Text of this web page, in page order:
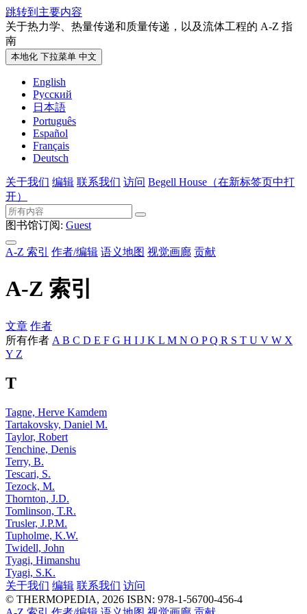
跳转到主要内容
关于热力学、热量传递和质量传递，以及流体工程的 A-Z 指
南
本地化 下拉菜单 中文
English
Русский
日本語
Português
Español
Français
Deutsch
关于我们 编辑 联系我们 访问 Begell House （在新标签页中打
开）
图书馆订阅: Guest
A-Z 索引 作者/编辑 语义地图 视觉画廊 贡献
A-Z 索引
文章 作者
所有作者 A B C D E F G H I J K L M N O PQ R S T U V W X
Y Z
T
Tagne, Herve Kamdem
Tartakovsky, Daniel M.
Taylor, Robert
Tenchine, Denis
Terry, B.
Tescari, S.
Tezock, M.
Thornton, J.D.
Tomlinson, T.R.
Trusler, J.P.M.
Tupholme, K.W.
Twidell, John
Tyagi, Himanshu
Tyagi, S.K.
关于我们 编辑 联系我们 访问
© THERMOPEDIA, 2026 ISBN: 978-1-56700-456-4